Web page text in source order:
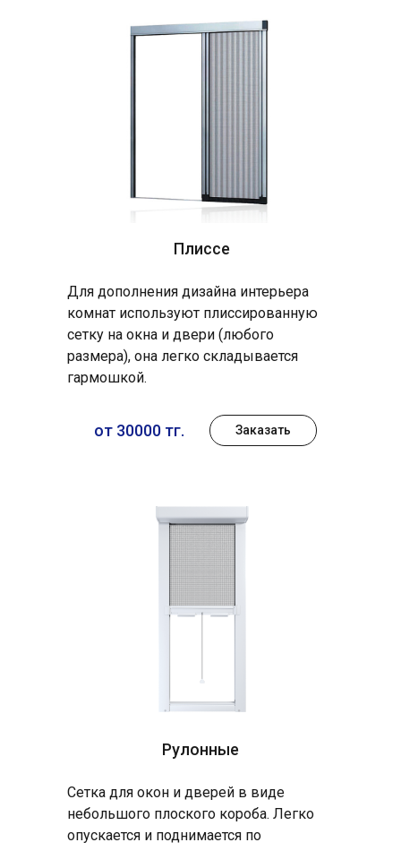
Плиссе
Для дополнения дизайна интерьера
комнат используют плиссированную
сетку на окна и двери (любого
размера), она легко складывается
гармошкой.
от 30000 тг. Заказать
Рулонные
Сетка для окон и дверей в виде
небольшого плоского короба. Легко
опускается и поднимается по